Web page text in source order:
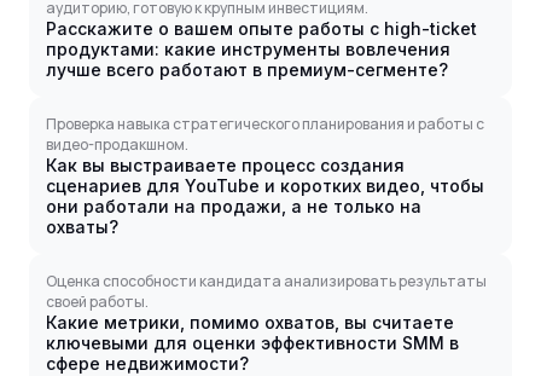
аудиторию, готовую к крупным инвестициям.
Расскажите о вашем опыте работы с high-ticket
продуктами: какие инструменты вовлечения
лучше всего работают в премиум-сегменте?
Проверка навыка стратегического планирования и работы с
видео-продакшном.
Как вы выстраиваете процесс создания
сценариев для YouTube и коротких видео, чтобы
они работали на продажи, а не только на
охваты?
Оценка способности кандидата анализировать результаты
своей работы.
Какие метрики, помимо охватов, вы считаете
ключевыми для оценки эффективности SMM в
сфере недвижимости?